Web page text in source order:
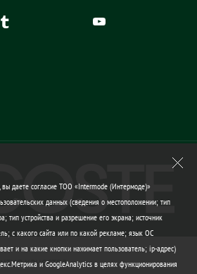
качества
вы даете согласие ТОО «Intermode (Интермоде)»
данных (сведения о местоположении; тип
тип устройства и разрешение его экрана; источник
с какого сайта или по какой рекламе; язык ОС
и на какие кнопки нажимает пользователь; ip-адрес)
и GoogleAnalytics в целях функционирования